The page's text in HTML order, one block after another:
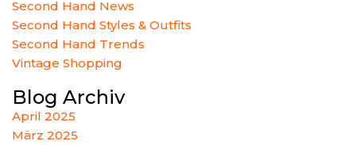
Second Hand News
Second Hand Styles & Outfits
Second Hand Trends
Vintage Shopping
Blog Archiv
April 2025
März 2025